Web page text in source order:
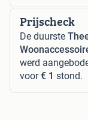
Prijscheck
De duurste
werd
voor€ 1 stond.